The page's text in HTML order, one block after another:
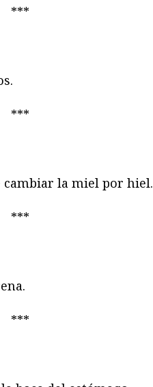
***
***
cambiar la miel por hiel.
***
***